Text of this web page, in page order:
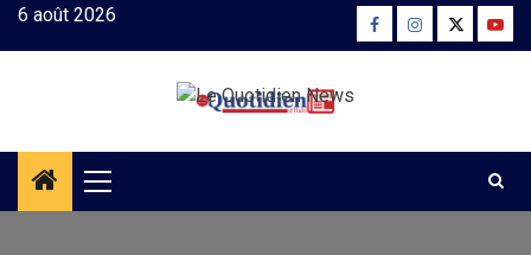
Skip6 août 2026 Facebook
Instagram
Twitter
Primary
Menu